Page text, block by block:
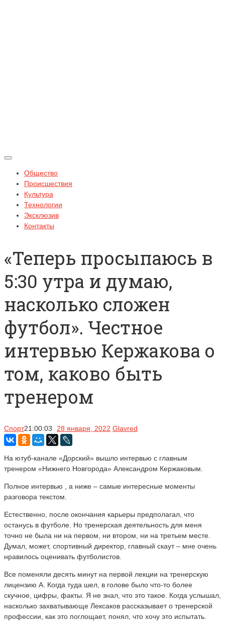
Общество
Происшествия
Культура
Технологии
Эксклюзив
Контакты
«Теперь просыпаюсь в
5:30 утра и думаю,
насколько сложен
футбол». Честное
интервью Кержакова о
том, каково быть
тренером
Спорт21:00:03 28 января, 2022 Glavred
На ютуб-канале «Дорский» вышло интервью с главным
тренером «Нижнего Новгорода» Александром Кержаковым.
Полное интервью , а ниже – самые интересные моменты
разговора текстом.
Естественно, после окончания карьеры предполагал, что
останусь в футболе. Но тренерская деятельность для меня
точно не была ни на первом, ни втором, ни на третьем месте.
Думал, может, спортивный директор, главный скаут – мне очень
нравилось оценивать футболистов.
Все поменяли десять минут на первой лекции на тренерскую
лицензию А. Когда туда шел, в голове было что-то более
скучное, цифры, факты. Я не знал, что это такое. Когда услышал,
насколько захватывающе Лексаков рассказывает о тренерской
профессии, как это поглощает, понял, что хочу это испытать.